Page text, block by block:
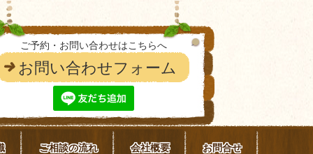
ご予約・お問い合わせはこちらへ
お問い合わせフォーム
ご相談の流れ 会社概要 お問合せ